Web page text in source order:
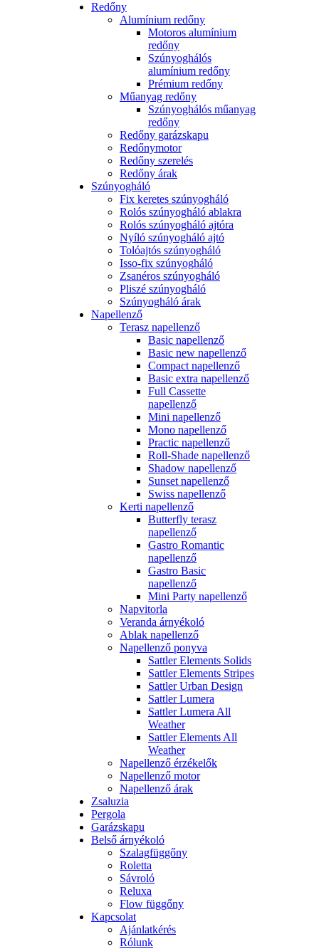
Redőny
Alumínium redőny
Motoros alumínium
redőny
Szúnyoghálós
alumínium redőny
Prémium redőny
Műanyag redőny
Szúnyoghálós műanyag
redőny
Redőny garázskapu
Redőnymotor
Redőny szerelés
Redőny árak
Szúnyogháló
Fix keretes szúnyogháló
Rolós szúnyogháló ablakra
Rolós szúnyogháló ajtóra
Nyíló szúnyogháló ajtó
Tolóajtós szúnyogháló
Isso-fix szúnyogháló
Zsanéros szúnyogháló
Pliszé szúnyogháló
Szúnyogháló árak
Napellenző
Terasz napellenző
Basic napellenző
Basic new napellenző
Compact napellenző
Basic extra napellenző
Full Cassette
napellenző
Mini napellenző
Mono napellenző
Practic napellenző
Roll-Shade napellenző
Shadow napellenző
Sunset napellenző
Swiss napellenző
Kerti napellenző
Butterfly terasz
napellenző
Gastro Romantic
napellenző
Gastro Basic
napellenző
Mini Party napellenző
Napvitorla
Veranda árnyékoló
Ablak napellenző
Napellenző ponyva
Sattler Elements Solids
Sattler Elements Stripes
Sattler Urban Design
Sattler Lumera
Sattler Lumera All
Weather
Sattler Elements All
Weather
Napellenző érzékelők
Napellenző motor
Napellenző árak
Zsaluzia
Pergola
Garázskapu
Belső árnyékoló
Szalagfüggőny
Roletta
Sávroló
Reluxa
Flow függőny
Kapcsolat
Ajánlatkérés
Rólunk